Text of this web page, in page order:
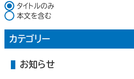
検索対象
タイトルのみ
本文を含む
カテゴリー
お知らせ